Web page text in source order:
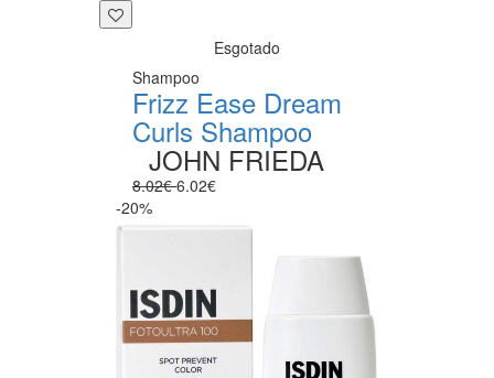
Esgotado
Shampoo
Frizz Ease Dream
Curls Shampoo
JOHN FRIEDA
8.02€6.02€
-20%